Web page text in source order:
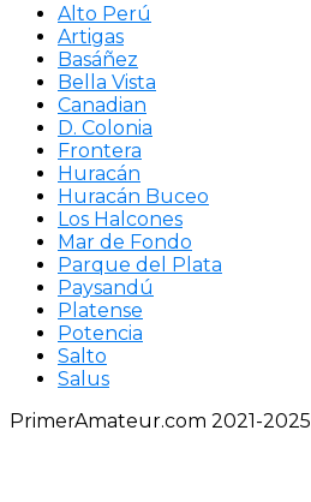
Alto Perú
Artigas
Basáñez
Bella Vista
Canadian
D. Colonia
Frontera
Huracán
Huracán Buceo
Los Halcones
Mar de Fondo
Parque del Plata
Paysandú
Platense
Potencia
Salto
Salus
PrimerAmateur.com 2021-2025